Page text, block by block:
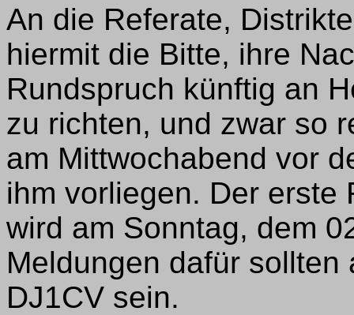
An die Referate,
hiermit die Bitte, ihre
Rundspruch künftig an
zu richten, und zwar so
am Mittwochabend vor
ihm vorliegen. Der erste
wird am Sonntag, dem
Meldungen dafür
DJ1CV sein.